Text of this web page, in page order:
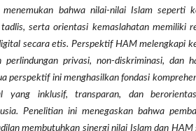
bahwa nilai-nilai Islam seperti
serta orientasi kemaslahatan memiliki
secara etis. Perspektif HAM melengkapi
perlindungan privasi, non-diskriminasi, dan
perspektif ini menghasilkan fondasi
yang inklusif, transparan, dan
Penelitian ini menegaskan bahwa
membutuhkan sinergi nilai Islam dan HAM